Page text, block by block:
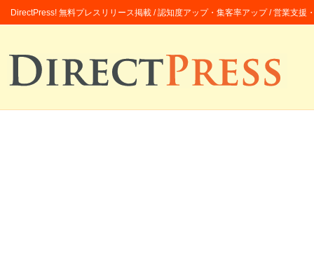
DirectPress! 無料プレスリリース掲載 / 認知度アップ・集客率アップ / 営業支援